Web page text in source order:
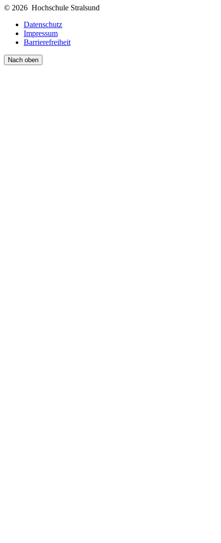
© 2026 Hochschule Stralsund
Datenschutz
Impressum
Barrierefreiheit
Nach oben